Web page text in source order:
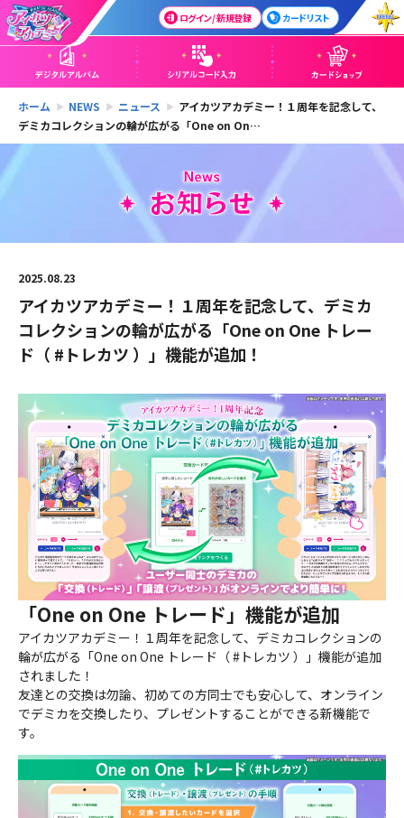
ログイン / 新規登録 カードリスト
ホーム NEWS ニュース
アイカツアカデミー！１周年を記念して、
デミカコレクションの輪が広がる「One on On…
2025.08.23
アイカツアカデミー！１周年を記念して、デミカ
コレクションの輪が広がる「One on One トレー
ド（ #トレカツ ）」機能が追加！
「One on One トレード」機能が追加
アイカツアカデミー！１周年を記念して、デミカコレクションの
輪が広がる「One on One トレード（ #トレカツ ）」機能が追加
されました！
友達との交換は勿論、初めての方同士でも安心して、オンライン
でデミカを交換したり、プレゼントすることができる新機能で
す。